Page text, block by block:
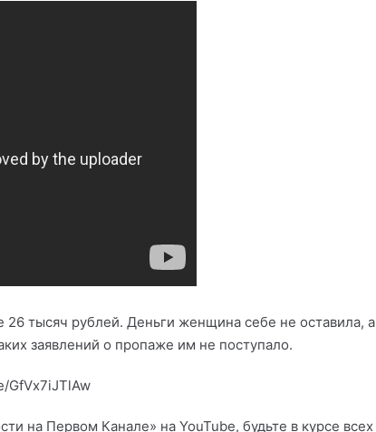
тысяч рублей. Деньги женщина себе не оставила, а
заявлений о пропаже им не поступало.
GfVx7iJTlAw
на Первом Канале» на YouTube, будьте в курсе всех